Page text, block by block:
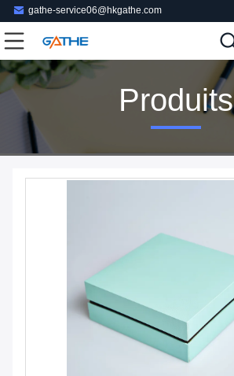
gathe-service06@hkgathe.com
Produits